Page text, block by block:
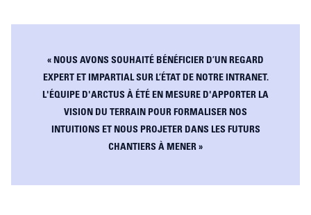
« NOUS AVONS SOUHAITÉ BÉNÉFICIER D’UN REGARD
EXPERT ET IMPARTIAL SUR L’ÉTAT DE NOTRE INTRANET.
L'ÉQUIPE D'ARCTUS À ÉTÉ EN MESURE D'APPORTER LA
VISION DU TERRAIN POUR FORMALISER NOS
INTUITIONS ET NOUS PROJETER DANS LES FUTURS
CHANTIERS À MENER »